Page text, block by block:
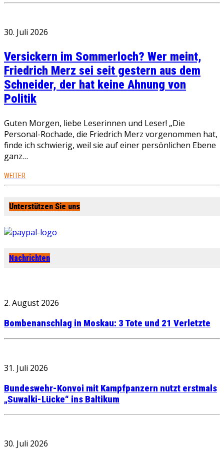
30. Juli 2026
Versickern im Sommerloch? Wer meint,
Friedrich Merz sei seit gestern aus dem
Schneider, der hat keine Ahnung von
Politik
Guten Morgen, liebe Leserinnen und Leser! „Die
Personal-Rochade, die Friedrich Merz vorgenommen hat,
finde ich schwierig, weil sie auf einer persönlichen Ebene
ganz…
WEITER
Unterstützen Sie uns
Nachrichten
2. August 2026
Bombenanschlag in Moskau: 3 Tote und 21 Verletzte
31. Juli 2026
Bundeswehr-Konvoi mit Kampfpanzern nutzt erstmals
„Suwalki-Lücke“ ins Baltikum
30. Juli 2026